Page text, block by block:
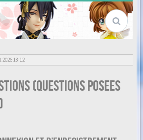
18:12
(Questions posees